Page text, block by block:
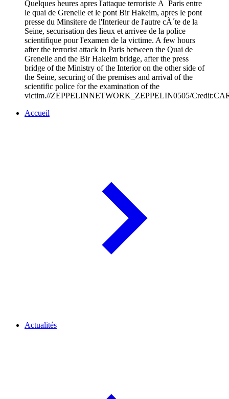
Quelques heures apres l'attaque terroriste Ã Paris entre
le quai de Grenelle et le pont Bir Hakeim, apres le pont
presse du Minsitere de l'Interieur de l'autre cÃ´te de la
Seine, securisation des lieux et arrivee de la police
scientifique pour l'examen de la victime. A few hours
after the terrorist attack in Paris between the Quai de
Grenelle and the Bir Hakeim bridge, after the press
bridge of the Ministry of the Interior on the other side of
the Seine, securing of the premises and arrival of the
scientific police for the examination of the
victim.//ZEPPELINNETWORK_ZEPPELIN0505/
Accueil
Actualités